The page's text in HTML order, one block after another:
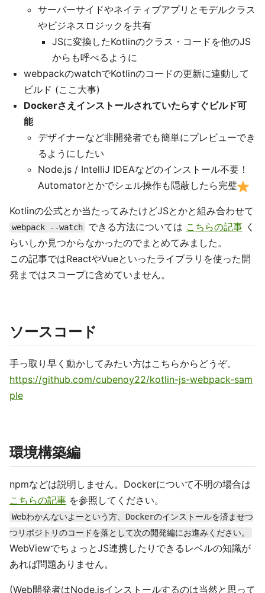
サーバーサイドやネイティブアプリとモデルクラス
やビジネスロジックを共有
JSに変換したKotlinのクラス・コードを他のJS
からも呼べるように
webpackのwatchでKotlinのコードの更新に連動して
ビルド (ここ大事)
Dockerさえインストールされていたらすぐビルド可
能
デザイナーなど非開発者でも簡単にプレビューでき
るようにしたい
Node.js / IntelliJ IDEAなどのインストール不要！
Automatorとかでシェル操作も隠蔽したら完璧
Kotlinの公式とか当たってみたけどJSとかと組み合わせて
webpack --watch できる方法については こちらの記事 く
らいしか見つからなかったのでまとめてみました。
この記事ではReactやVueといったライブラリを使った開
発まではスコープに含めていません。
ソースコード
手っ取り早く動かしてみたい方はこちらからどうぞ。
https://github.com/cubenoy22/kotlin-js-webpack-sam
ple
環境構築編
npmなどは説明しません。Dockerについて不明の場合は
こちらの記事 を参照してください。
Webわかんないよーという方、Dockerのインストールを済ませつ
つリポジトリのコードを落として次の開発編にお進みください。
WebViewでちょっとJS連携したりできるレベルの知識が
あれば問題ありません。
(Web開発者はNode.jsインストールするのは当然と思って